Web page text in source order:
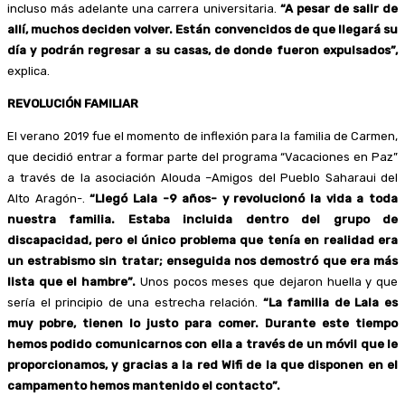
incluso más adelante una carrera universitaria. “A pesar de salir de
allí, muchos deciden volver. Están convencidos de que llegará su
día y podrán regresar a su casas, de donde fueron expulsados”,
explica.
REVOLUCIÓN FAMILIAR
El verano 2019 fue el momento de inflexión para la familia de Carmen,
que decidió entrar a formar parte del programa “Vacaciones en Paz”
a través de la asociación Alouda –Amigos del Pueblo Saharaui del
Alto Aragón-.“Llegó Lala -9 años- y revolucionó la vida a toda
nuestra familia. Estaba incluida dentro del grupo de
discapacidad, pero el único problema que tenía en realidad era
un estrabismo sin tratar; enseguida nos demostró que era más
lista que el hambre”. Unos pocos meses que dejaron huella y que
sería el principio de una estrecha relación. “La familia de Lala es
muy pobre, tienen lo justo para comer. Durante este tiempo
hemos podido comunicarnos con ella a través de un móvil que le
proporcionamos, y gracias a la red Wifi de la que disponen en el
campamento hemos mantenido el contacto”.